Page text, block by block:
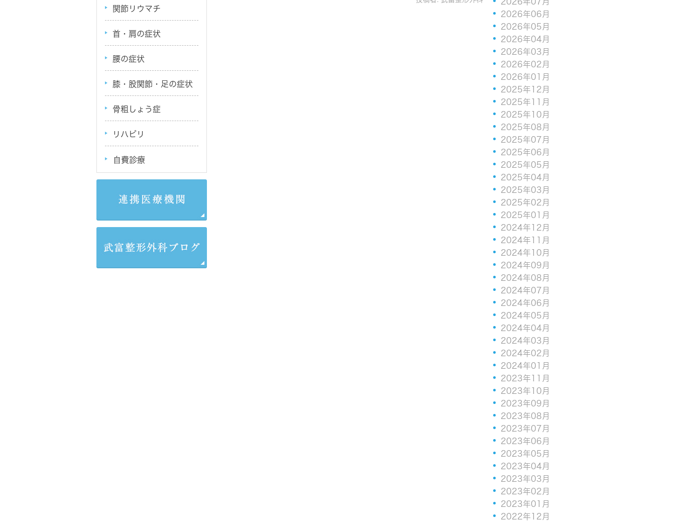
2026年06月
2026年05月
2026年04月
2026年03月
2026年02月
2026年01月
2025年12月
2025年11月
2025年10月
2025年08月
2025年07月
2025年06月
2025年05月
2025年04月
2025年03月
2025年02月
2025年01月
2024年12月
2024年11月
2024年10月
2024年09月
2024年08月
2024年07月
2024年06月
2024年05月
2024年04月
2024年03月
2024年02月
2024年01月
2023年11月
2023年10月
2023年09月
2023年08月
2023年07月
2023年06月
2023年05月
2023年04月
2023年03月
2023年02月
2023年01月
2022年12月
関節リウマチ
首・肩の症状
腰の症状
膝・股関節・足の症状
骨粗しょう症
リハビリ
自費診療